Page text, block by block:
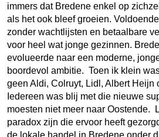
immers dat Bredene enkel op
als het ook bleef groeien.
zonder wachtlijsten en betaalbare
voor heel wat jonge gezinnen.
evolueerde naar een moderne,
boordevol ambitie. Toen ik klein
geen Aldi, Colruyt, Lidl, Albert Heijn
Iedereen was blij met die nieuwe
moesten niet meer naar Oostende.
paradox zijn die ervoor heeft
de lokale handel in Bredene onder